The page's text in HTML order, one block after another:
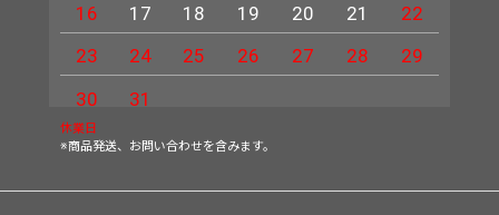
16
17 18 19 20 21
22
23
24 25 26 27 28
29
30
31
休業日
※商品発送、お問い合わせを含みます。